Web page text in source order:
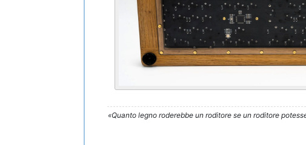
«Quanto legno roderebbe un roditore se un roditore